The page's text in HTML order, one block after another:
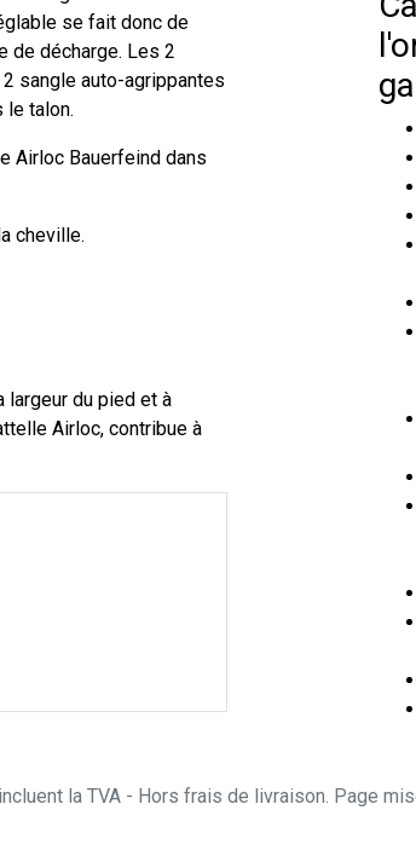
se fait donc de
de décharge. Les 2
sangle auto-agrippantes
le talon.
Airloc Bauerfeind dans
cheville.
largeur du pied et à
Airloc, contribue à
la TVA - Hors frais de livraison. Page